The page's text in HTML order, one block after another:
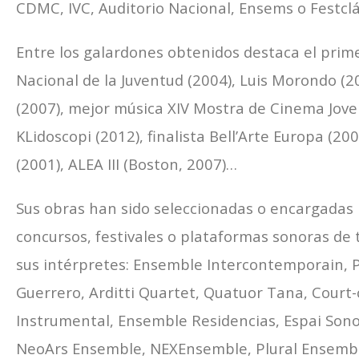
CDMC, IVC, Auditorio Nacional, Ensems o
Entre los galardones obtenidos destaca el
Nacional de la Juventud (2004), Luis Morondo
(2007), mejor música XIV Mostra de Cinema
KLidoscopi (2012), finalista Bell’Arte Europa
(2001), ALEA III (Boston, 2007)…
Sus obras han sido seleccionadas o
concursos, festivales o plataformas sonoras de
sus intérpretes: Ensemble Intercontemporain,
Guerrero, Arditti Quartet, Quatuor Tana,
Instrumental, Ensemble Residencias, Espai
NeoArs Ensemble, NEXEnsemble, Plural